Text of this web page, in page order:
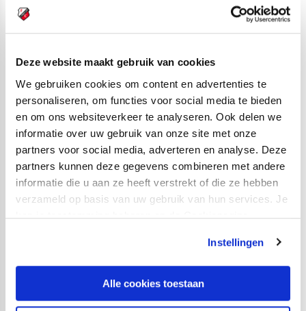
Deze website maakt gebruik van cookies
We gebruiken cookies om content en advertenties te
personaliseren, om functies voor social media te bieden
en om ons websiteverkeer te analyseren. Ook delen we
informatie over uw gebruik van onze site met onze
partners voor social media, adverteren en analyse. Deze
partners kunnen deze gegevens combineren met andere
informatie die u aan ze heeft verstrekt of die ze hebben
verzameld op basis van uw gebruik van hun services. Je
kan je toestemming beheren op de Cookiepagina.
Instellingen
Alle cookies toestaan
Ajax aan de slag te gaan. Jean-Paul de Jong maakt
promotie en wordt de nieuwe trainer/coach van
Stefan Postma blijft keeperstrainer.
FC Utrecht begint ijzersterk aan de tweede seizoenshelft
en blijft de eerste acht wedstrijden onder leiding van De
Jong ongeslagen; daarmee is De Jong sterker gestart
dan welke hoofdtrainer van FC Utrecht ooit. Even lonkt
de ploeg uit de Domstad naar de vierde plek op de
Feyenoord laten. FC Utrecht wordt vijfde; voor het derde
jaar op rij een klassering in de top vijf.
Vijfde eindigen; dat betekent dit seizoen: play-offs